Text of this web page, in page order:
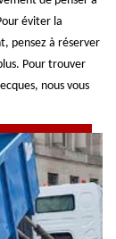
éviter la
pensez à réserver
Pour trouver
nous vous